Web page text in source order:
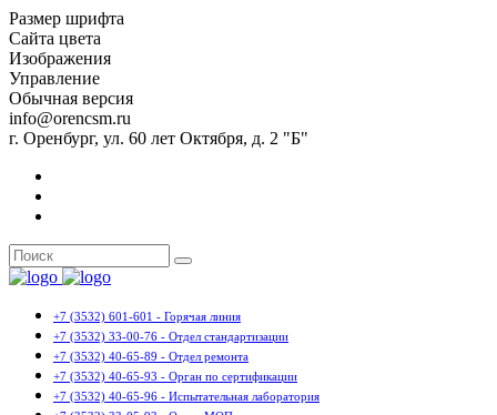
Размер шрифта
Сайта цвета
Изображения
Управление
Обычная версия
info@orencsm.ru
г. Оренбург, ул. 60 лет Октября, д. 2 "Б"
+7 (3532) 601-601 - Горячая линия
+7 (3532) 33-00-76 - Отдел стандартизации
+7 (3532) 40-65-89 - Отдел ремонта
+7 (3532) 40-65-93 - Орган по сертификации
+7 (3532) 40-65-96 - Испытательная лаборатория